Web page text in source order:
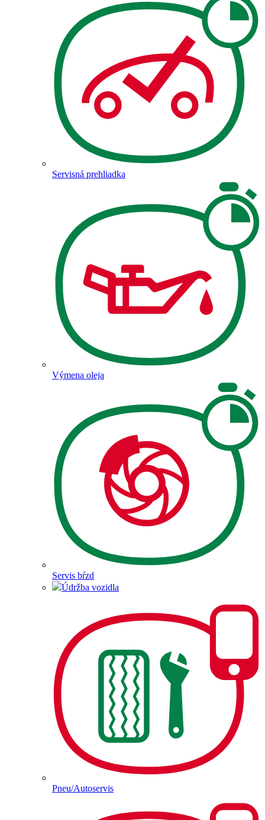
Servisná prehliadka
Výmena oleja
Servis bŕzd
Údržba vozidla
Pneu/Autoservis